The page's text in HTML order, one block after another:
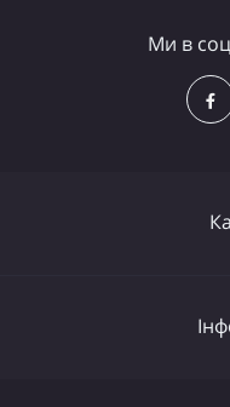
Ми в